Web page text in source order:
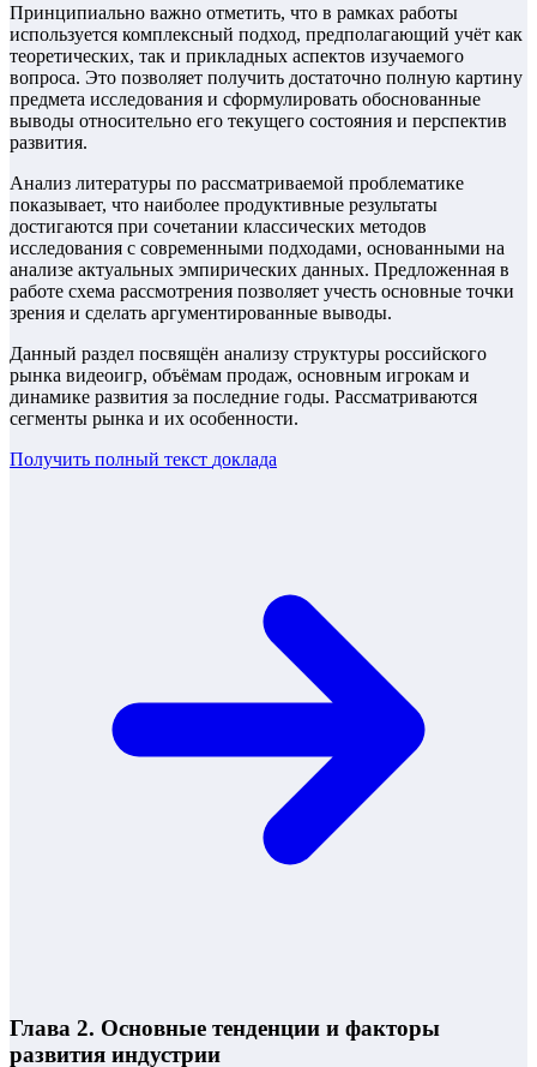
Принципиально важно отметить, что в рамках работы
используется комплексный подход, предполагающий учёт как
теоретических, так и прикладных аспектов изучаемого
вопроса. Это позволяет получить достаточно полную картину
предмета исследования и сформулировать обоснованные
выводы относительно его текущего состояния и перспектив
развития.
Анализ литературы по рассматриваемой проблематике
показывает, что наиболее продуктивные результаты
достигаются при сочетании классических методов
исследования с современными подходами, основанными на
анализе актуальных эмпирических данных. Предложенная в
работе схема рассмотрения позволяет учесть основные точки
зрения и сделать аргументированные выводы.
Данный раздел посвящён анализу структуры российского
рынка видеоигр, объёмам продаж, основным игрокам и
динамике развития за последние годы. Рассматриваются
сегменты рынка и их особенности.
Получить полный текст доклада
Глава 2. Основные тенденции и факторы
развития индустрии